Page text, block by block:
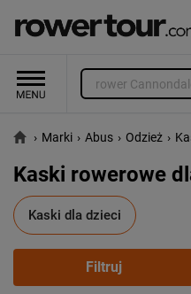
› Marki › Abus › Odzież ›
Kaski rowerowe
Kaski dla dzieci